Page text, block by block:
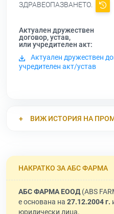
ЗДРАВЕОПАЗВАНЕТО.
Актуален дружествен
договор, устав,
или учредителен акт:
Актуален дружествен
учредителен акт/устав
ВИЖ ИСТОРИЯ НА
НАКРАТКО ЗА АБС ФАРМА
АБС ФАРМА ЕООД(ABS
е основана на 27.12.2004 г.
юридически лица.